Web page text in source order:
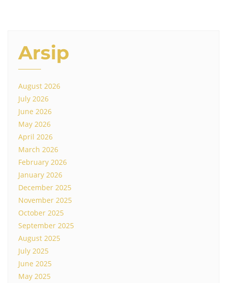
Arsip
August 2026
July 2026
June 2026
May 2026
April 2026
March 2026
February 2026
January 2026
December 2025
November 2025
October 2025
September 2025
August 2025
July 2025
June 2025
May 2025